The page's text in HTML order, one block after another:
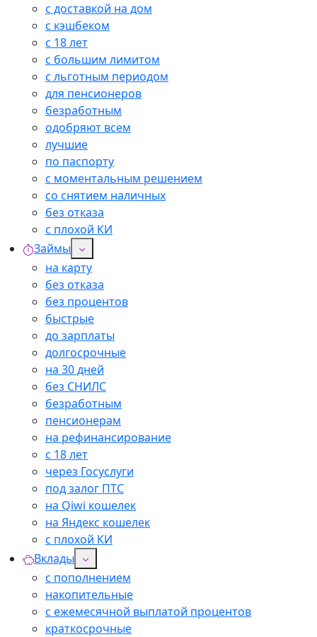
с доставкой на дом
с кэшбеком
с 18 лет
с большим лимитом
с льготным периодом
для пенсионеров
безработным
одобряют всем
лучшие
по паспорту
с моментальным решением
со снятием наличных
без отказа
с плохой КИ
Займы
на карту
без отказа
без процентов
быстрые
до зарплаты
долгосрочные
на 30 дней
без СНИЛС
безработным
пенсионерам
на рефинансирование
с 18 лет
через Госуслуги
под залог ПТС
на Qiwi кошелек
на Яндекс кошелек
с плохой КИ
Вклады
с пополнением
накопительные
с ежемесячной выплатой процентов
краткосрочные